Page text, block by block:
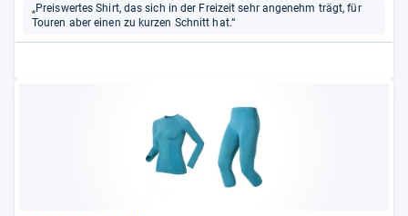
„Preiswertes Shirt, das sich in der Freizeit sehr angenehm trägt, für
Touren aber einen zu kurzen Schnitt hat.“